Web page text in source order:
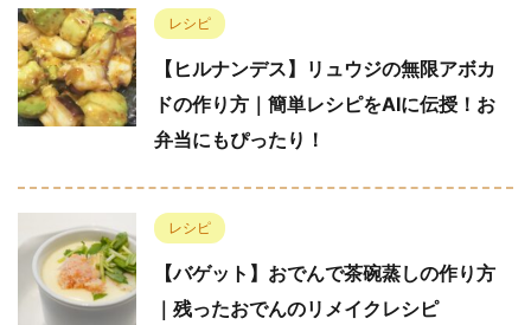
レシピ
【ヒルナンデス】リュウジの無限アボカ
ドの作り方｜簡単レシピをAIに伝授！お
弁当にもぴったり！
レシピ
【バゲット】おでんで茶碗蒸しの作り方
｜残ったおでんのリメイクレシピ